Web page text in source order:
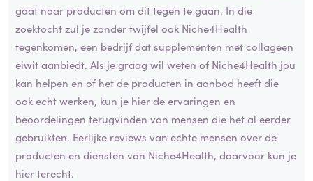
gaat naar producten om dit tegen te gaan. In die
zoektocht zul je zonder twijfel ook Niche4Health
tegenkomen, een bedrijf dat supplementen met collageen
eiwit aanbiedt. Als je graag wil weten of Niche4Health jou
kan helpen en of het de producten in aanbod heeft die
ook echt werken, kun je hier de ervaringen en
beoordelingen terugvinden van mensen die het al eerder
gebruikten. Eerlijke reviews van echte mensen over de
producten en diensten van Niche4Health, daarvoor kun je
hier terecht.